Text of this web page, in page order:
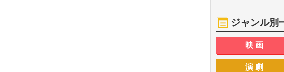
ジャンル別
映画
演劇